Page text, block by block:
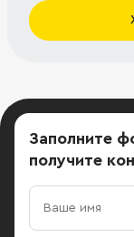
Заполните
получите